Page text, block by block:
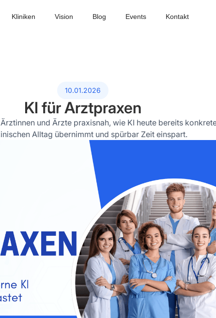
Kliniken Vision Blog Events Kontakt
10.01.2026
KI für Arztpraxen
und Ärzte praxisnah, wie KI heute bereits
Alltag übernimmt und spürbar Zeit einspart.